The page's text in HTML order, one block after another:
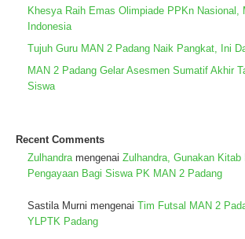
Khesya Raih Emas Olimpiade PPKn Nasional,
Indonesia
Tujuh Guru MAN 2 Padang Naik Pangkat, Ini
MAN 2 Padang Gelar Asesmen Sumatif Akhir
Siswa
Recent Comments
Zulhandramengenai Zulhandra, Gunakan
Pengayaan Bagi Siswa PK MAN 2 Padang
Sastila Murni mengenai Tim Futsal MAN 2
YLPTK Padang